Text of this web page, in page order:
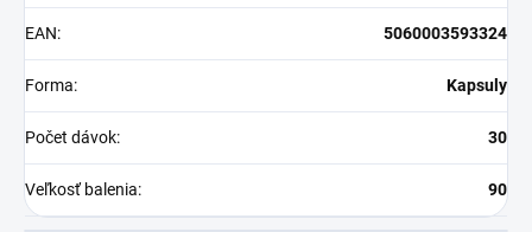
EAN: 5060003593324
Forma: Kapsuly
Počet dávok: 30
Veľkosť balenia: 90